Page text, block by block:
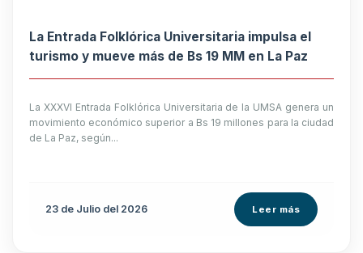
La Entrada Folklórica Universitaria impulsa el
turismo y mueve más de Bs 19 MM en La Paz
La XXXVI Entrada Folklórica Universitaria de la UMSA genera un
movimiento económico superior a Bs 19 millones para la ciudad
de La Paz, según...
23 de Julio del 2026 Leer más